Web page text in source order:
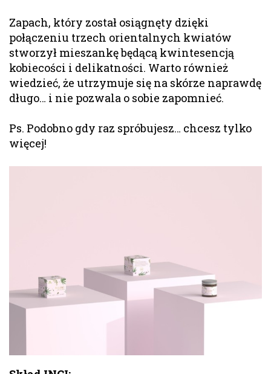
Zapach, który został osiągnęty dzięki
połączeniu trzech orientalnych kwiatów
stworzył mieszankę będącą kwintesencją
kobiecości i delikatności. Warto również
wiedzieć, że utrzymuje się na skórze naprawdę
długo… i nie pozwala o sobie zapomnieć.
Ps. Podobno gdy raz spróbujesz… chcesz tylko
więcej!